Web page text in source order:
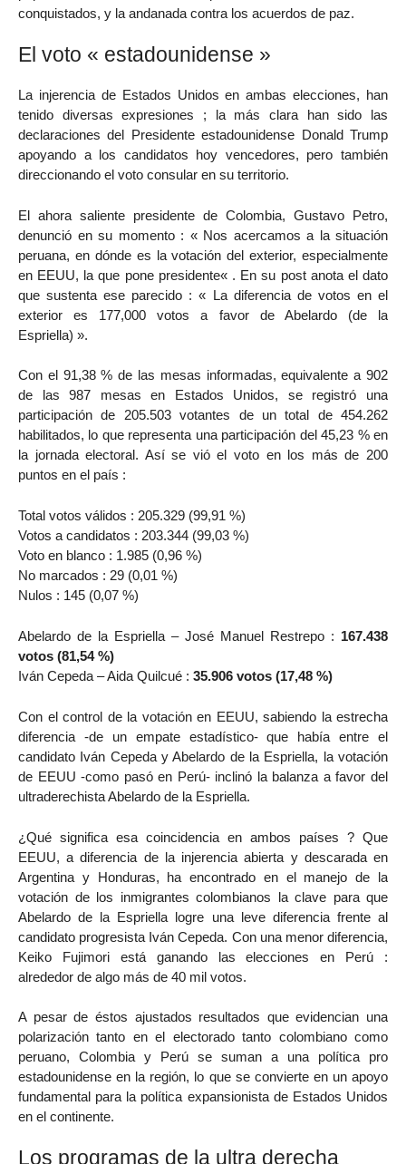
conquistados, y la andanada contra los acuerdos de paz.
El voto « estadounidense »
La injerencia de Estados Unidos en ambas elecciones, han
tenido diversas expresiones ; la más clara han sido las
declaraciones del Presidente estadounidense Donald Trump
apoyando a los candidatos hoy vencedores, pero también
direccionando el voto consular en su territorio.
El ahora saliente presidente de Colombia, Gustavo Petro,
denunció en su momento : « Nos acercamos a la situación
peruana, en dónde es la votación del exterior, especialmente
en EEUU, la que pone presidente« . En su post anota el dato
que sustenta ese parecido : « La diferencia de votos en el
exterior es 177,000 votos a favor de Abelardo (de la
Espriella) ».
Con el 91,38 % de las mesas informadas, equivalente a 902
de las 987 mesas en Estados Unidos, se registró una
participación de 205.503 votantes de un total de 454.262
habilitados, lo que representa una participación del 45,23 % en
la jornada electoral. Así se vió el voto en los más de 200
puntos en el país :
Total votos válidos : 205.329 (99,91 %)
Votos a candidatos : 203.344 (99,03 %)
Voto en blanco : 1.985 (0,96 %)
No marcados : 29 (0,01 %)
Nulos : 145 (0,07 %)
Abelardo de la Espriella – José Manuel Restrepo : 167.438
votos (81,54 %)
Iván Cepeda – Aida Quilcué : 35.906 votos (17,48 %)
Con el control de la votación en EEUU, sabiendo la estrecha
diferencia -de un empate estadístico- que había entre el
candidato Iván Cepeda y Abelardo de la Espriella, la votación
de EEUU -como pasó en Perú- inclinó la balanza a favor del
ultraderechista Abelardo de la Espriella.
¿Qué significa esa coincidencia en ambos países ? Que
EEUU, a diferencia de la injerencia abierta y descarada en
Argentina y Honduras, ha encontrado en el manejo de la
votación de los inmigrantes colombianos la clave para que
Abelardo de la Espriella logre una leve diferencia frente al
candidato progresista Iván Cepeda. Con una menor diferencia,
Keiko Fujimori está ganando las elecciones en Perú :
alrededor de algo más de 40 mil votos.
A pesar de éstos ajustados resultados que evidencian una
polarización tanto en el electorado tanto colombiano como
peruano, Colombia y Perú se suman a una política pro
estadounidense en la región, lo que se convierte en un apoyo
fundamental para la política expansionista de Estados Unidos
en el continente.
Los programas de la ultra derecha